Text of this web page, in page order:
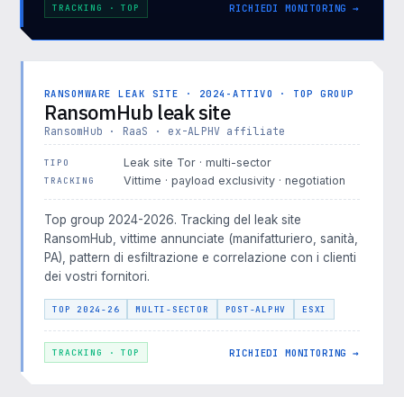
TRACKING · TOP RICHIEDI MONITORING →
RANSOMWARE LEAK SITE · 2024-ATTIVO · TOP GROUP
RansomHub leak site
RansomHub · RaaS · ex-ALPHV affiliate
TIPO Leak site Tor · multi-sector
TRACKING Vittime · payload exclusivity · negotiation
Top group 2024-2026. Tracking del leak site
RansomHub, vittime annunciate (manifatturiero, sanità,
PA), pattern di esfiltrazione e correlazione con i clienti
dei vostri fornitori.
TOP 2024-26 MULTI-SECTOR POST-ALPHV ESXI
TRACKING · TOP RICHIEDI MONITORING →